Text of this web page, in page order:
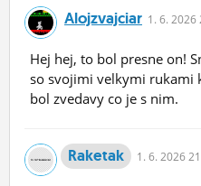
Alojzvajciar 1. 6. 2026
Hej hej, to bol presne on!
so svojimi velkymi rukami
bol zvedavy co je s nim.
Raketak 1. 6. 2026